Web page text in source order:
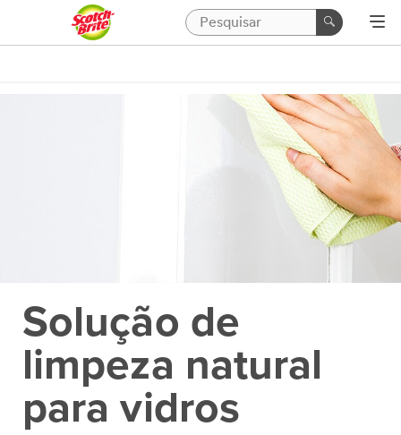
Solução de
limpeza natural
para vidros